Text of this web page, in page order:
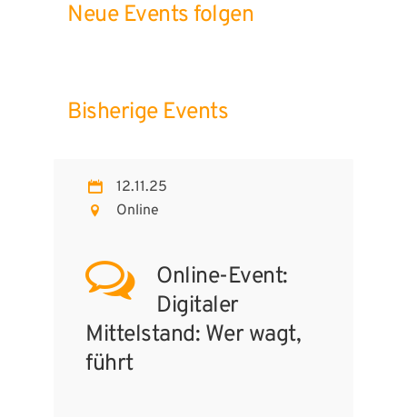
Neue Events folgen
Bisherige Events
12.11.25
Online
Online-Event:
Digitaler
Mittelstand: Wer wagt,
führt